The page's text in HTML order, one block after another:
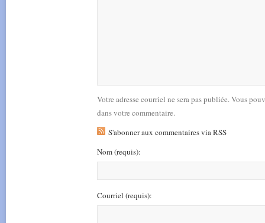
Votre adresse courriel ne sera pas publiée. Vous
dans votre commentaire.
S'abonner aux commentaires via RSS
Nom(requis):
Courriel (requis):